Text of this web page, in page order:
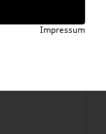
Impressum